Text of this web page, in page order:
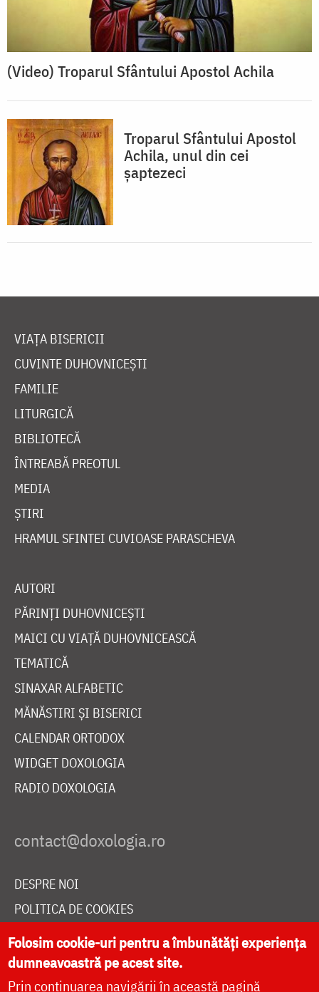
(Video) Troparul Sfântului Apostol Achila
Troparul Sfântului Apostol
Achila, unul din cei
şaptezeci
VIAȚA BISERICII
CUVINTE DUHOVNICEȘTI
FAMILIE
LITURGICĂ
BIBLIOTECĂ
ÎNTREABĂ PREOTUL
MEDIA
ȘTIRI
HRAMUL SFINTEI CUVIOASE PARASCHEVA
AUTORI
PĂRINȚI DUHOVNICEȘTI
MAICI CU VIAȚĂ DUHOVNICEASCĂ
TEMATICĂ
SINAXAR ALFABETIC
MĂNĂSTIRI ȘI BISERICI
CALENDAR ORTODOX
WIDGET DOXOLOGIA
RADIO DOXOLOGIA
DESPRE NOI
POLITICA DE COOKIES
DONEAZĂ ONLINE PENTRU CATEDRALA NAȚIONALĂ
LIVE
Folosim cookie-uri pentru a îmbunătăți experiența
dumneavoastră pe acest site.
Prin continuarea navigării în această pagină